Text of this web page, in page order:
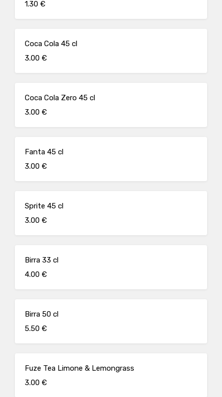
1.30 €
Coca Cola 45 cl
3.00 €
Coca Cola Zero 45 cl
3.00 €
Fanta 45 cl
3.00 €
Sprite 45 cl
3.00 €
Birra 33 cl
4.00 €
Birra 50 cl
5.50 €
Fuze Tea Limone & Lemongrass
3.00 €